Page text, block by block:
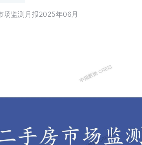
场监测月报2025年06月